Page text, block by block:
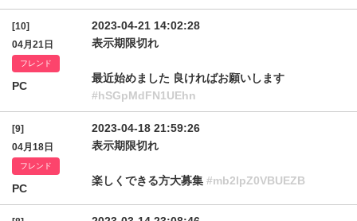
[10]
04月21日
フレンド
PC
2023-04-21 14:02:28
表示期限切れ
最近始めました 良ければお願いします
#hSGpMdFN1UEhn
[9]
04月18日
フレンド
PC
2023-04-18 21:59:26
表示期限切れ
楽しくできる方大募集 #mb2lpZ0VBUEZB